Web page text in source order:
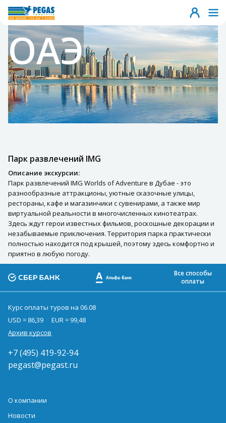
ОАЭ
Парк развлечений IMG
Описание экскурсии:
Парк развлечений IMG Worlds of Adventure в Дубае - это
разнообразные аттракционы, уютные сказочные улицы,
рестораны, кафе и магазинчики с сувенирами, а также мир
виртуальной реальности в многочисленных кинотеатрах.
Здесь ждут герои известных фильмов, роскошные декорации и
незабываемые приключения. Территория парка практически
полностью находится под крышей, поэтому здесь комфортно и
приятно в любую погоду.
Все способы
оплаты
Курс оплаты туров на 06.08
USD = 86,39
EUR = 99,48
Архив курсов
+7 (495) 419-92-94
pegast@pegast.ru
О компании
Новости